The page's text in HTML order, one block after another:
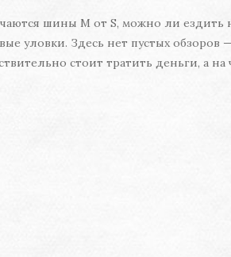
шины M от S, можно ли
уловки. Здесь нет пустых
стоит тратить деньги, а